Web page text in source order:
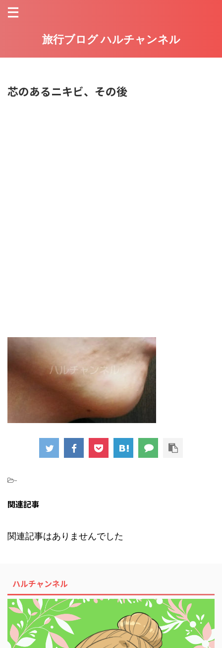
旅行ブログ ハルチャンネル
芯のあるニキビ、その後
-
関連記事
関連記事はありませんでした
ハルチャンネル